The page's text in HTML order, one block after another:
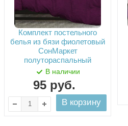
Комплект постельного
белья из бязи фиолетовый
СонМаркет
полутораспальный
В наличии
95руб.
В корзину